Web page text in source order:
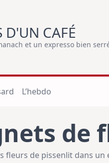
D'UN CAFÉ
et un expresso bien
L’hebdo
de
fleurs de pissenlit dans